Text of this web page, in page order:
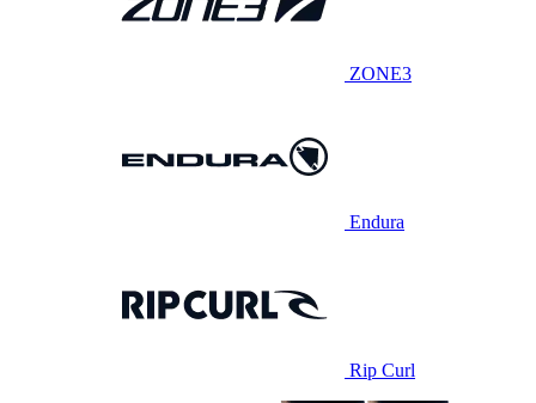
ZONE3
Endura
Rip Curl